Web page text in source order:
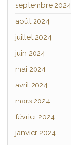
septembre 2024
août 2024
juillet 2024
juin 2024
mai 2024
avril 2024
mars 2024
février 2024
janvier 2024